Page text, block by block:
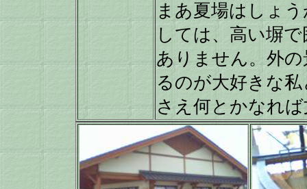
まあ夏場はしょ
しては、高い塀
ありません。外
るのが大好きな
さえ何とかなれ